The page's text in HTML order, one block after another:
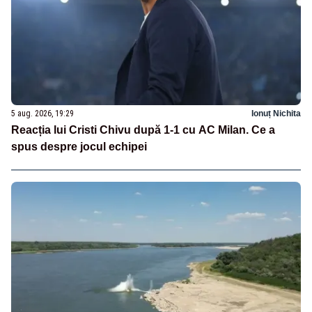
5 aug. 2026, 19:29 Ionuț Nichita
Reacția lui Cristi Chivu după 1-1 cu AC Milan. Ce a
spus despre jocul echipei